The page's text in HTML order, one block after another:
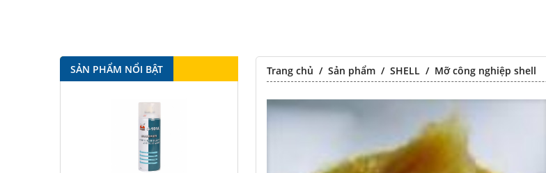
Trang chủ /Sản phẩm /SHELL / Mỡ công nghiệp shell
SẢN PHẨM NỔI BẬT